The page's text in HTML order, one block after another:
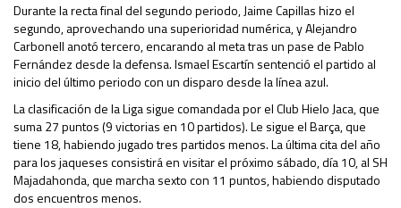
Durante la recta final del segundo periodo, Jaime Capillas hizo el
segundo, aprovechando una superioridad numérica, y Alejandro
Carbonell anotó tercero, encarando al meta tras un pase de Pablo
Fernández desde la defensa. Ismael Escartín sentenció el partido al
inicio del último periodo con un disparo desde la línea azul.
La clasificación de la Liga sigue comandada por el Club Hielo Jaca, que
suma 27 puntos (9 victorias en 10 partidos). Le sigue el Barça, que
tiene 18, habiendo jugado tres partidos menos. La última cita del año
para los jaqueses consistirá en visitar el próximo sábado, día 10, al SH
Majadahonda, que marcha sexto con 11 puntos, habiendo disputado
dos encuentros menos.